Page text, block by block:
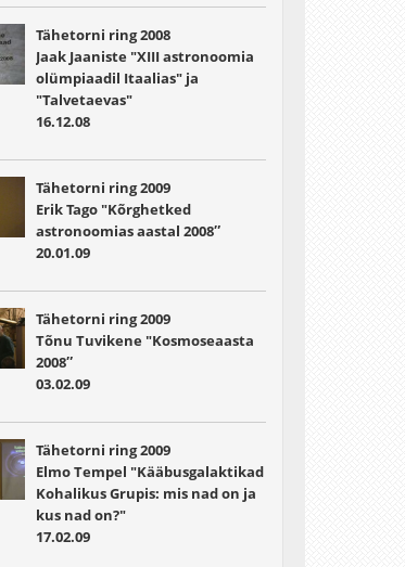
Tähetorni ring 2008
Jaak Jaaniste "XIII astronoomia
olümpiaadil Itaalias" ja
"Talvetaevas"
16.12.08
Tähetorni ring 2009
Erik Tago "Kõrghetked
astronoomias aastal 2008″
20.01.09
Tähetorni ring 2009
Tõnu Tuvikene "Kosmoseaasta
2008″
03.02.09
Tähetorni ring 2009
Elmo Tempel "Kääbusgalaktikad
Kohalikus Grupis: mis nad on ja
kus nad on?"
17.02.09